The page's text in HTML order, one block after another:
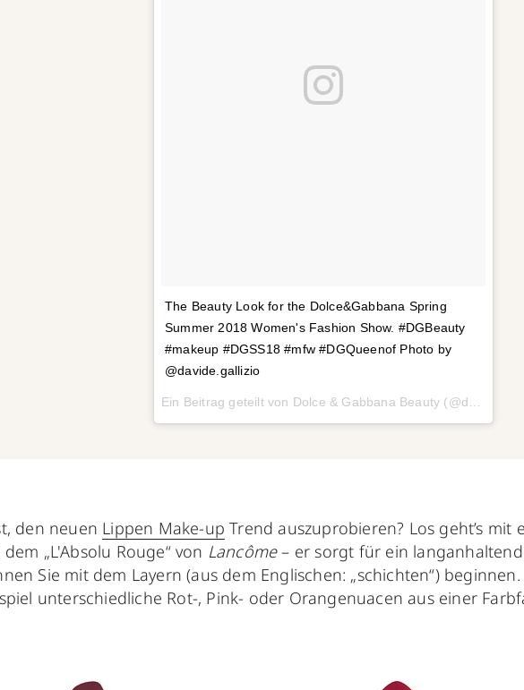
The Beauty Look for the Dolce&Gabbana Spring
Summer 2018 Women's Fashion Show. #DGBeauty
#makeup #DGSS18 #mfw #DGQueenof Photo by
@davide.gallizio
Ein Beitrag geteilt von Dolce & Gabbana Beauty (@dgbeauty) am
den neuen Lippen Make-up Trend auszuprobieren? Los geht’s mit
dem „L'Absolu Rouge“ von Lancôme– er sorgt für ein
Sie mit dem Layern (aus dem Englischen: „schichten“)
unterschiedliche Rot-, Pink- oder Orangenuacen aus einer